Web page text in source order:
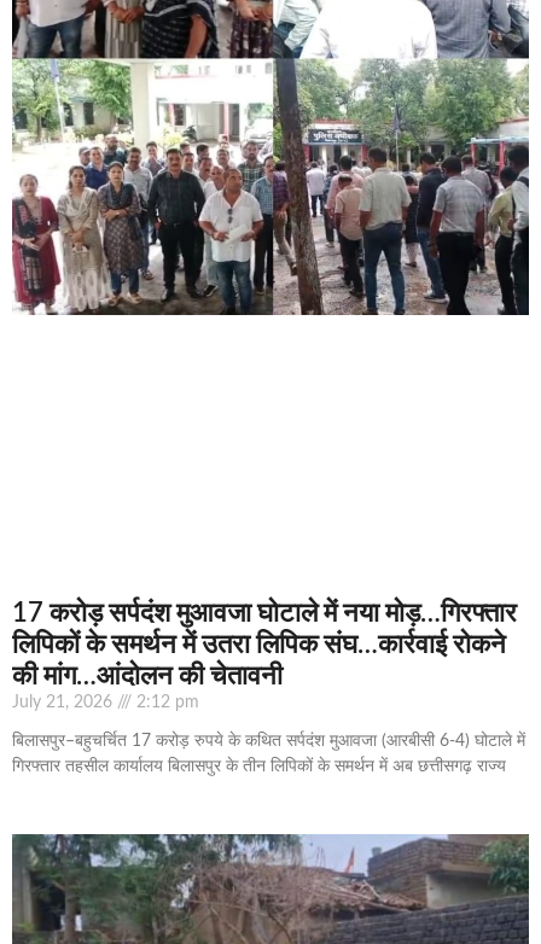
17 करोड़ सर्पदंश मुआवजा घोटाले में नया मोड़…गिरफ्तार
लिपिकों के समर्थन में उतरा लिपिक संघ…कार्रवाई रोकने
की मांग…आंदोलन की चेतावनी
July 21, 2026 2:12 pm
बिलासपुर–बहुचर्चित 17 करोड़ रुपये के कथित सर्पदंश मुआवजा (आरबीसी 6-4) घोटाले में
गिरफ्तार तहसील कार्यालय बिलासपुर के तीन लिपिकों के समर्थन में अब छत्तीसगढ़ राज्य